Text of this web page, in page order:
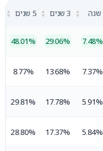
שנה ▲
▼ 3 שנים ▲
▼ 5 שנים ▲
▼
7.48%
29.06%
48.01%
7.37%
13.68%
8.77%
5.91%
17.78%
29.81%
5.84%
17.37%
28.80%